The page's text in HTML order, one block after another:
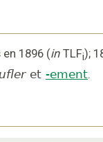
en 1896 (in TLFi);
et -ement.